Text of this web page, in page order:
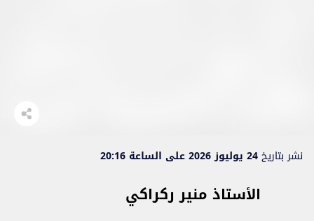
نشر بتاريخ24 يوليوز 2026 على الساعة 20:16
الأستاذ منير ركراكي